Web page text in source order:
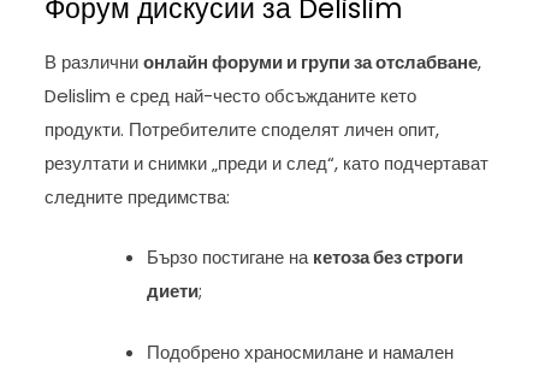
Форум дискусии за Delislim
В различнионлайн форуми и групи за отслабване,
Delislim е сред най-често обсъжданите кето
продукти. Потребителите споделят личен опит,
резултати и снимки „преди и след“, като подчертават
следните предимства:
Бързо постигане накетоза без строги
диети;
Подобрено храносмилане и намален